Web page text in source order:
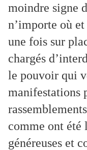
moindre signe
n’importe où
une fois sur
chargés
le pouvoir qui
manifestations
comme ont été
généreuses et